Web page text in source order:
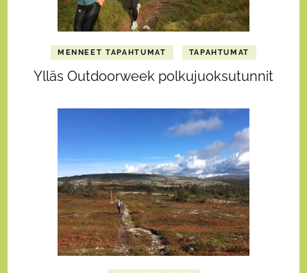
MENNEET TAPAHTUMAT TAPAHTUMAT
Ylläs Outdoorweek polkujuoksutunnit